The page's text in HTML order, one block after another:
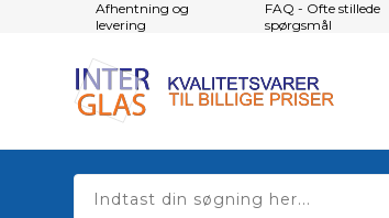
Afhentning og
levering
FAQ - Ofte stillede
spørgsmål